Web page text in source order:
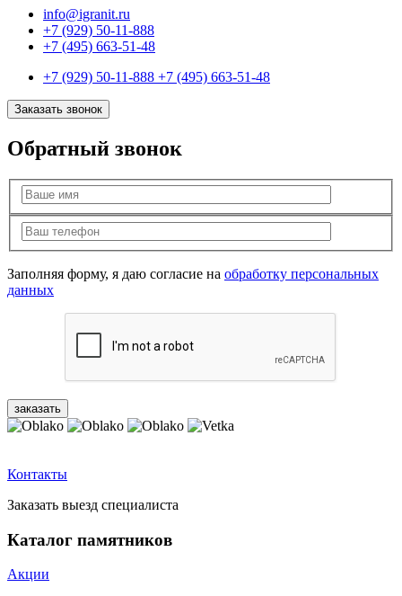
info@igranit.ru
+7 (929) 50-11-888
+7 (495) 663-51-48
+7 (929) 50-11-888 +7 (495) 663-51-48
Заказать звонок
Обратный звонок
Заполняя форму, я даю согласие на обработку персональных
данных
Контакты
Заказать выезд специалиста
Каталог памятников
Акции